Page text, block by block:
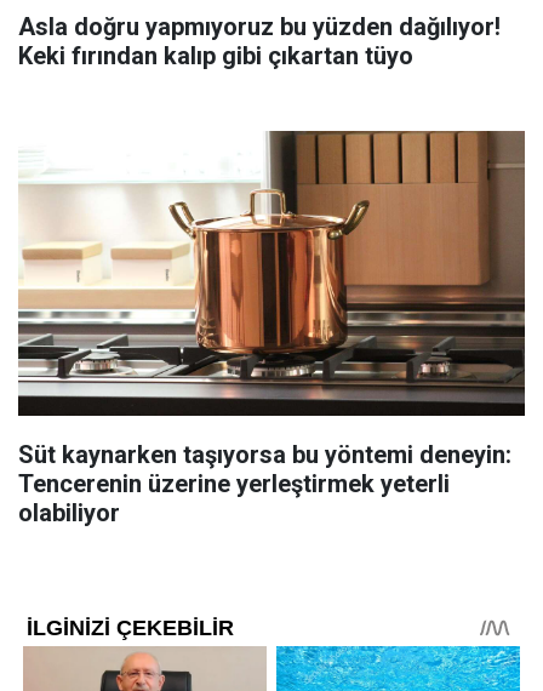
Asla doğru yapmıyoruz bu yüzden dağılıyor!
Keki fırından kalıp gibi çıkartan tüyo
Süt kaynarken taşıyorsa bu yöntemi deneyin:
Tencerenin üzerine yerleştirmek yeterli
olabiliyor